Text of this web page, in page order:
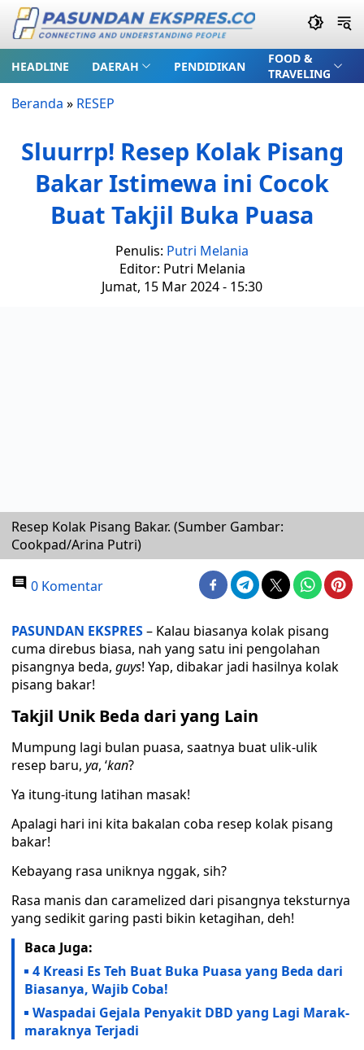
HEADLINE DAERAH PENDIDIKAN
FOOD &
TRAVELING
Beranda » RESEP
Sluurrp! Resep Kolak Pisang
Bakar Istimewa ini Cocok
Buat Takjil Buka Puasa
Penulis: Putri Melania
Editor: Putri Melania
Jumat, 15 Mar 2024 - 15:30
Resep Kolak Pisang Bakar. (Sumber Gambar:
Cookpad/Arina Putri)
0 Komentar
PASUNDAN EKSPRES– Kalau biasanya kolak pisang
cuma direbus biasa, nah yang satu ini pengolahan
pisangnya beda, guys! Yap, dibakar jadi hasilnya kolak
pisang bakar!
Takjil Unik Beda dari yang Lain
Mumpung lagi bulan puasa, saatnya buat ulik-ulik
resep baru, ya, ‘kan?
Ya itung-itung latihan masak!
Apalagi hari ini kita bakalan coba resep kolak pisang
bakar!
Kebayang rasa uniknya nggak, sih?
Rasa manis dan caramelized dari pisangnya teksturnya
yang sedikit garing pasti bikin ketagihan, deh!
Baca Juga:
4 Kreasi Es Teh Buat Buka Puasa yang Beda dari
Biasanya, Wajib Coba!
Waspadai Gejala Penyakit DBD yang Lagi Marak-
maraknya Terjadi